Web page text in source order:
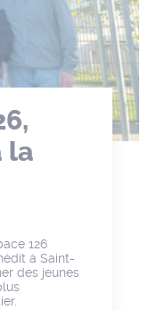
la
126
à Saint-
des jeunes